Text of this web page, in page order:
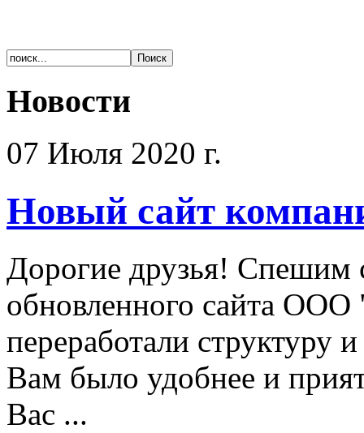
Новости
07 Июля 2020 г.
Новый сайт
Дорогие друзья! Спешим
обновленного сайта
переработали структуру
Вам было удобнее и
Вас ...